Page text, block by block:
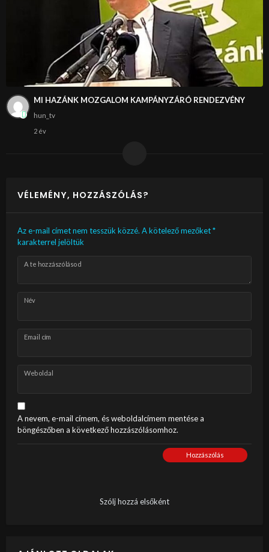
MI HAZÁNK MOZGALOM KAMPÁNYZÁRÓ RENDEZVÉNY
hun_tv
2 év
VÉLEMÉNY, HOZZÁSZÓLÁS?
Az e-mail címet nem tesszük közzé. A kötelező mezőket*
karakterrel jelöltük
A te hozzászólásod
Név
Email cím
Weboldal
A nevem, e-mail címem, és weboldalcímem mentése a
böngészőben a következő hozzászólásomhoz.
Hozzászólás
Szólj hozzá elsőként